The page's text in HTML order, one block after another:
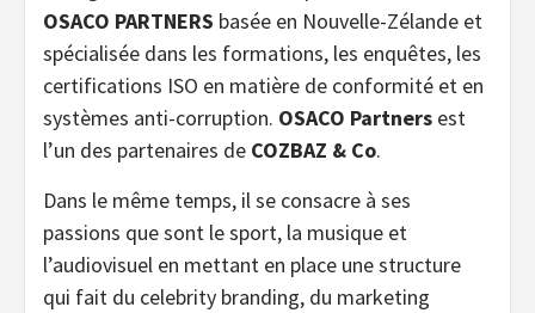
OSACO PARTNERS basée en Nouvelle-Zélande et
spécialisée dans les formations, les enquêtes, les
certifications ISO en matière de conformité et en
systèmes anti-corruption. OSACO Partners est
l’un des partenaires de COZBAZ & Co.
Dans le même temps, il se consacre à ses
passions que sont le sport, la musique et
l’audiovisuel en mettant en place une structure
qui fait du celebrity branding, du marketing